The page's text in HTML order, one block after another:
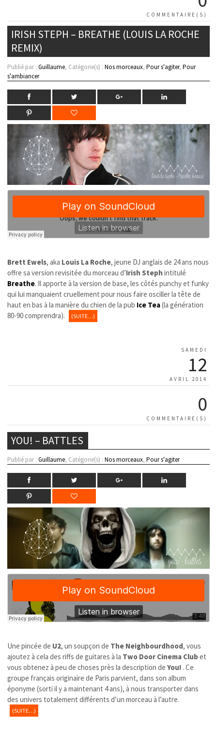
COMMENTAIRE(S)
IRISH STEPH – BREATHE (LOUIS LA ROCHE
REMIX)
Publié par : Guillaume, Catégorie(s) : Nos morceaux, Pour s'agiter, Pour
s'ambiancer
Brett Ewels, aka Louis La Roche, jeune DJ anglais de 24 ans nous
offre sa version revisitée du morceau d’Irish Steph intitulé
Breathe. Il apporte à la version de base, les côtés punchy et funky
qui lui manquaient cruellement pour nous faire osciller la tête de
haut en bas à la manière du chien de la pub Ice Tea(la génération
80-90 comprendra).
(SUITE…)
SAMEDI
12
AVRIL 2014
0
COMMENTAIRE(S)
YOU! – BATTLES
Publié par : Guillaume, Catégorie(s) : Nos morceaux, Pour s'agiter
Une pincée de U2, un soupçon de The Neighbourdhood, vous
ajoutez à cela des riffs de guitares à la Two Door Cinema Club et
vous obtenez à peu de choses près la description de You! . Ce
groupe français originaire de Paris parvient, dans son album
éponyme (sorti il y a maintenant 4 ans), à nous transporter dans
des univers totalement différents d’un morceau à l’autre.
(SUITE…)